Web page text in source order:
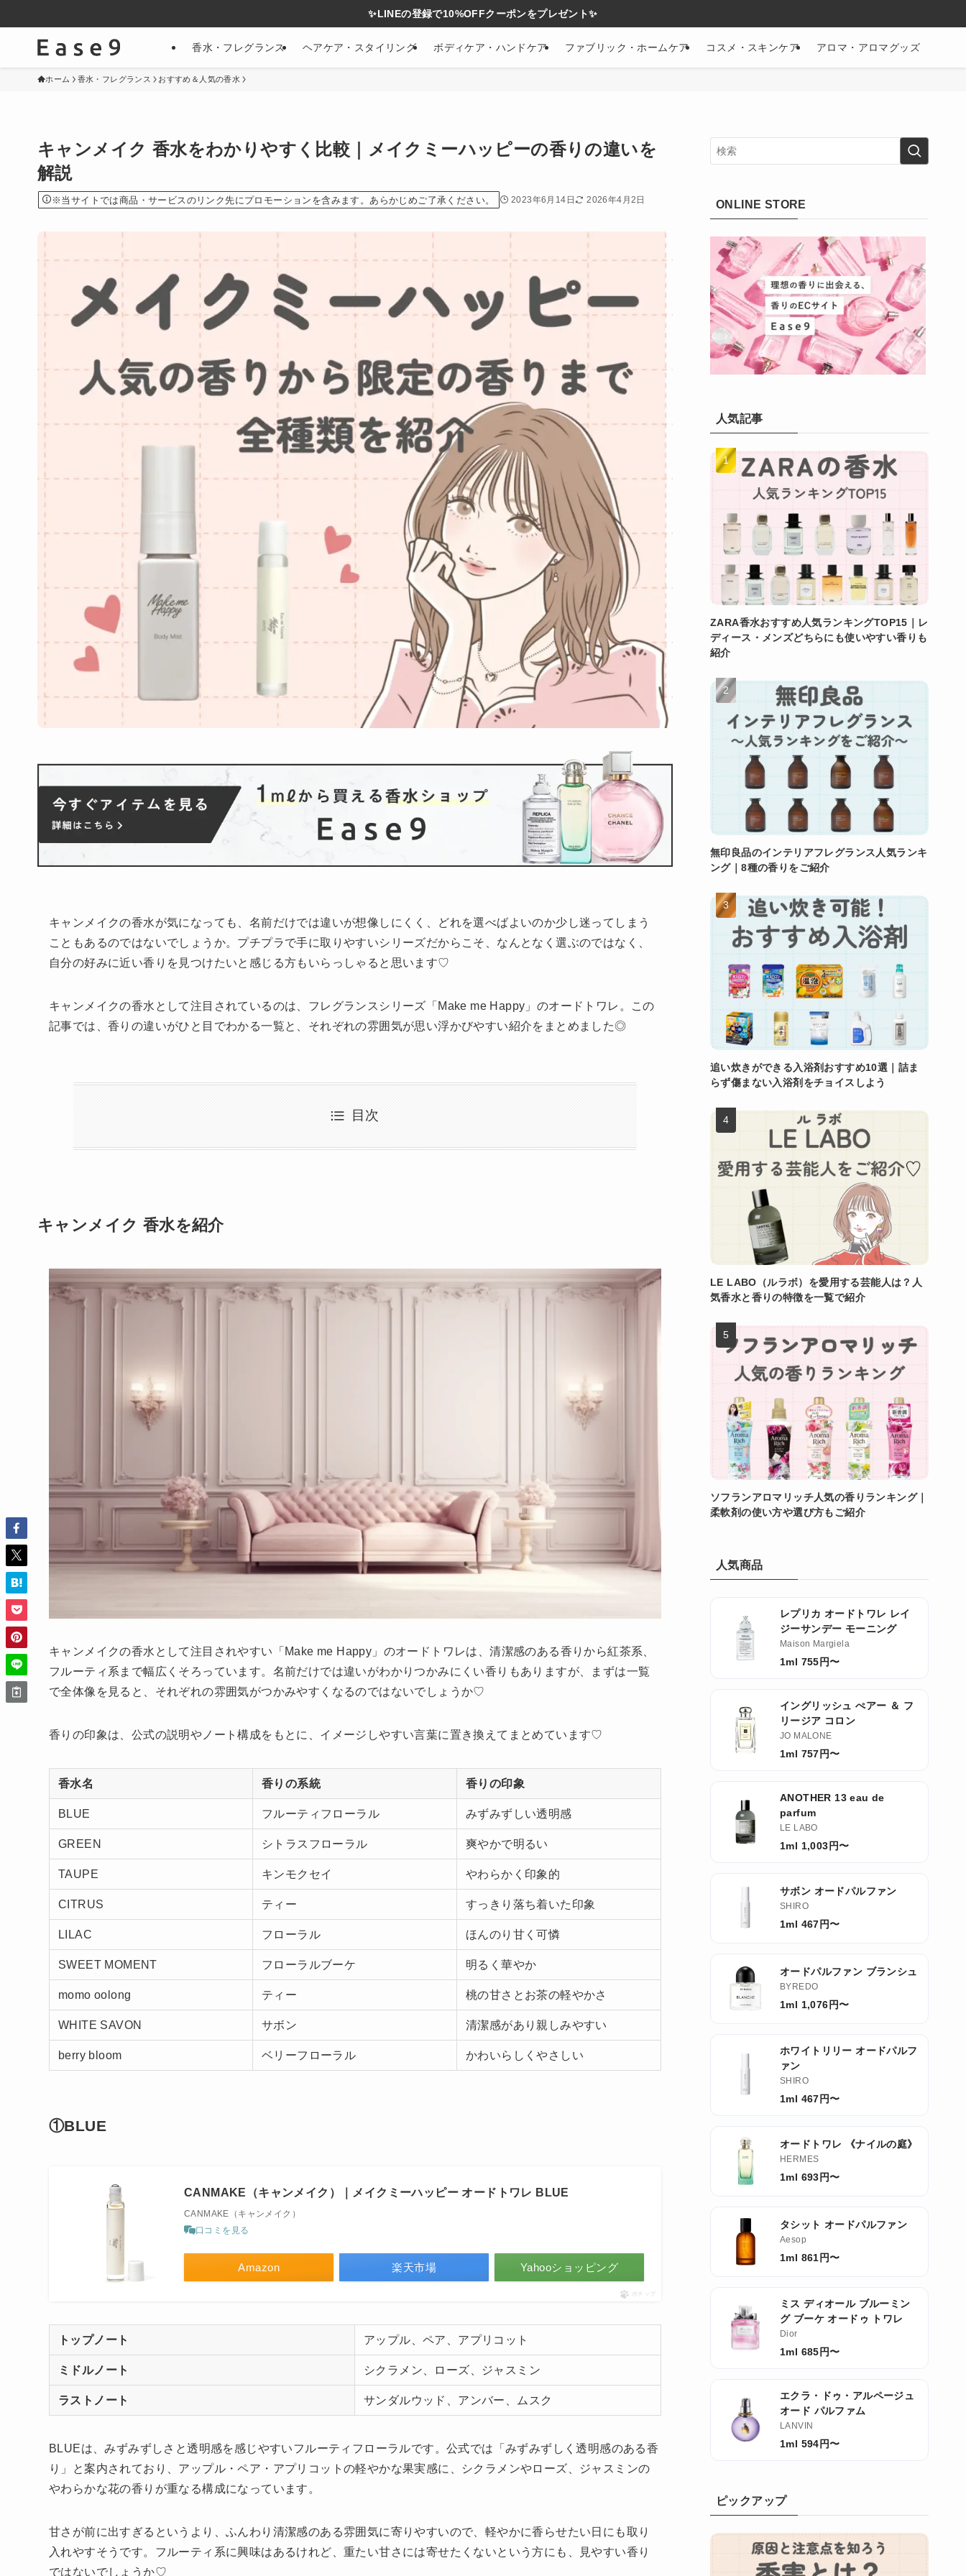
✨LINEの登録で10%OFFクーポンをプレゼント✨
香水・フレグランス ヘアケア・スタイリング ボディケア・ハンドケア ファブリック・ホームケア コスメ・スキンケア アロマ・アロマグッズ
ホーム 香水・フレグランス おすすめ＆人気の香水
キャンメイク 香水をわかりやすく比較｜メイクミーハッピーの香りの違いを
解説
※当サイトでは商品・サービスのリンク先にプロモーションを含みます。あらかじめご了承ください。 2023年6月14日 2026年4月2日
キャンメイクの香水が気になっても、名前だけでは違いが想像しにくく、どれを選べばよいのか少し迷ってしまう
こともあるのではないでしょうか。プチプラで手に取りやすいシリーズだからこそ、なんとなく選ぶのではなく、
自分の好みに近い香りを見つけたいと感じる方もいらっしゃると思います♡
キャンメイクの香水として注目されているのは、フレグランスシリーズ「Make me Happy」のオードトワレ。この
記事では、香りの違いがひと目でわかる一覧と、それぞれの雰囲気が思い浮かびやすい紹介をまとめました◎
目次
キャンメイク 香水を紹介
キャンメイクの香水として注目されやすい「Make me Happy」のオードトワレは、清潔感のある香りから紅茶系、
フルーティ系まで幅広くそろっています。名前だけでは違いがわかりつかみにくい香りもありますが、まずは一覧
で全体像を見ると、それぞれの雰囲気がつかみやすくなるのではないでしょうか♡
香りの印象は、公式の説明やノート構成をもとに、イメージしやすい言葉に置き換えてまとめています♡
香水名 香りの系統 香りの印象
BLUE フルーティフローラル みずみずしい透明感
GREEN シトラスフローラル 爽やかで明るい
TAUPE キンモクセイ やわらかく印象的
CITRUS ティー すっきり落ち着いた印象
LILAC フローラル ほんのり甘く可憐
SWEET MOMENT フローラルブーケ 明るく華やか
momo oolong ティー 桃の甘さとお茶の軽やかさ
WHITE SAVON サボン 清潔感があり親しみやすい
berry bloom ベリーフローラル かわいらしくやさしい
①BLUE
CANMAKE（キャンメイク）｜メイクミーハッピー オードトワレ BLUE
CANMAKE（キャンメイク）
口コミを見る
Amazon 楽天市場 Yahooショッピング
ポチップ
トップノート アップル、ペア、アプリコット
ミドルノート シクラメン、ローズ、ジャスミン
ラストノート サンダルウッド、アンバー、ムスク
BLUEは、みずみずしさと透明感を感じやすいフルーティフローラルです。公式では「みずみずしく透明感のある香
り」と案内されており、アップル・ペア・アプリコットの軽やかな果実感に、シクラメンやローズ、ジャスミンの
やわらかな花の香りが重なる構成になっています。
甘さが前に出すぎるというより、ふんわり清潔感のある雰囲気に寄りやすいので、軽やかに香らせたい日にも取り
入れやすそうです。フルーティ系に興味はあるけれど、重たい甘さには寄せたくないという方にも、見やすい香り
ではないでしょうか♡
ONLINE STORE
人気記事
ZARA香水おすすめ人気ランキングTOP15｜レ
ディース・メンズどちらにも使いやすい香りも
紹介
無印良品のインテリアフレグランス人気ランキ
ング｜8種の香りをご紹介
追い炊きができる入浴剤おすすめ10選｜詰ま
らず傷まない入浴剤をチョイスしよう
LE LABO（ルラボ）を愛用する芸能人は？人
気香水と香りの特徴を一覧で紹介
ソフランアロマリッチ人気の香りランキング｜
柔軟剤の使い方や選び方もご紹介
人気商品
レプリカ オードトワレ レイ
ジーサンデー モーニング
Maison Margiela
1ml 755円〜
イングリッシュ ぺアー ＆ フ
リージア コロン
JO MALONE
1ml 757円〜
ANOTHER 13 eau de
parfum
LE LABO
1ml 1,003円〜
サボン オードパルファン
SHIRO
1ml 467円〜
オードパルファン ブランシュ
BYREDO
1ml 1,076円〜
ホワイトリリー オードパルフ
ァン
SHIRO
1ml 467円〜
オードトワレ 《ナイルの庭》
HERMES
1ml 693円〜
タシット オードパルファン
Aesop
1ml 861円〜
ミス ディオール ブルーミン
グ ブーケ オードゥ トワレ
Dior
1ml 685円〜
エクラ・ドゥ・アルページュ
オード パルファム
LANVIN
1ml 594円〜
ピックアップ